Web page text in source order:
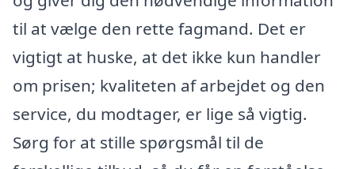
til at vælge den rette fagmand. Det er
vigtigt at huske, at det ikke kun handler
om prisen; kvaliteten af arbejdet og den
service, du modtager, er lige så vigtig.
Sørg for at stille spørgsmål til de